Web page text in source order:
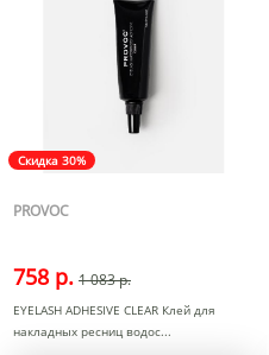
Скидка 30%
PROVOC
758 р. 1 083 р.
EYELASH ADHESIVE CLEAR Клей для
накладных ресниц водос